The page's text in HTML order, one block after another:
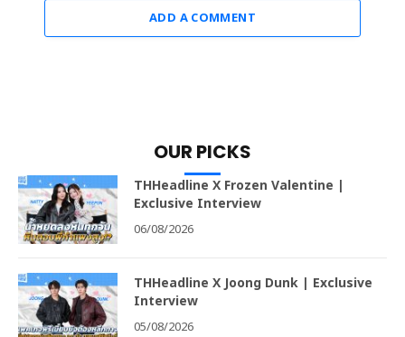
ADD A COMMENT
OUR PICKS
THHeadline X Frozen Valentine |
Exclusive Interview
06/08/2026
THHeadline X Joong Dunk | Exclusive
Interview
05/08/2026